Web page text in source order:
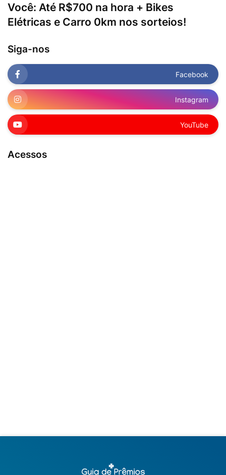
Você: Até R$700 na hora + Bikes
Elétricas e Carro 0km nos sorteios!
Siga-nos
Facebook
Instagram
YouTube
Acessos